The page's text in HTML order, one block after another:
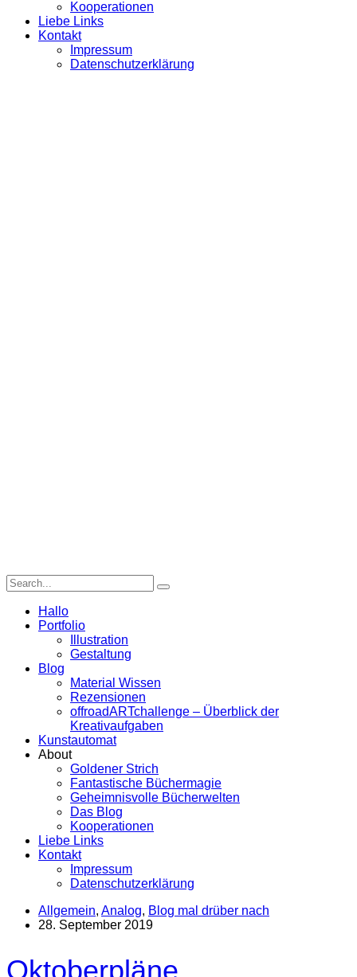
Kooperationen
Liebe Links
Kontakt
Impressum
Datenschutzerklärung
Hallo
Portfolio
Illustration
Gestaltung
Blog
Material Wissen
Rezensionen
offroadARTchallenge – Überblick der
Kreativaufgaben
Kunstautomat
About
Goldener Strich
Fantastische Büchermagie
Geheimnisvolle Bücherwelten
Das Blog
Kooperationen
Liebe Links
Kontakt
Impressum
Datenschutzerklärung
Allgemein, Analog, Blog mal drüber nach
28. September 2019
Oktoberpläne